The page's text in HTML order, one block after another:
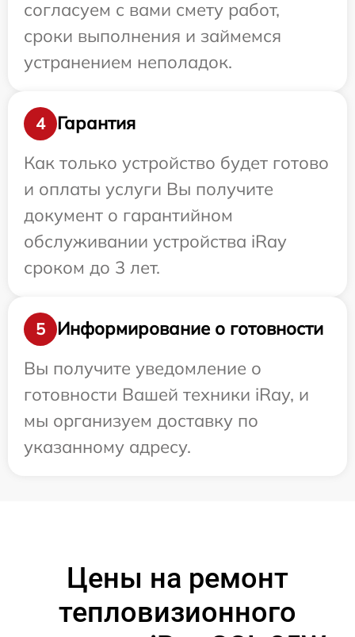
согласуем с вами смету работ,
сроки выполнения и займемся
устранением неполадок.
4
Гарантия
Как только устройство будет готово
и оплаты услуги Вы получите
документ о гарантийном
обслуживании устройства iRay
сроком до 3 лет.
5
Информирование о готовности
Вы получите уведомление о
готовности Вашей техники iRay, и
мы организуем доставку по
указанному адресу.
Цены на ремонт
тепловизионного